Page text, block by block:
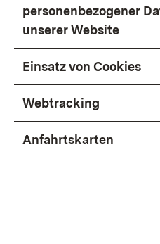
personenbezogener
unserer Website
Einsatz von Cookies
Webtracking
Anfahrtskarten